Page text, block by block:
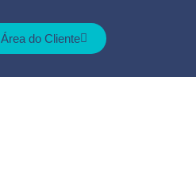
Área do Cliente